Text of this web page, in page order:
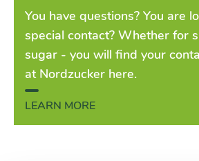
You have questions? You are
special contact? Whether for
sugar - you will find your
at Nordzucker here.
LEARN MORE